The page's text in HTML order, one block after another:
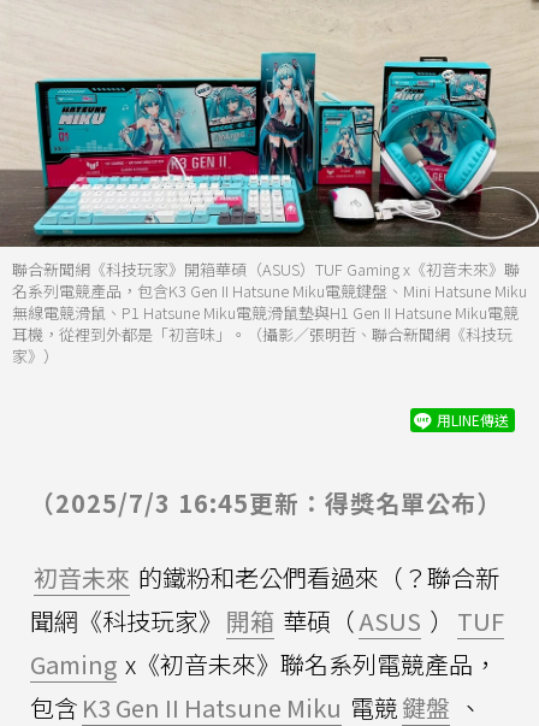
聯合新聞網《科技玩家》開箱華碩（ASUS）TUF Gaming x《初音未來》聯
名系列電競產品，包含K3 Gen II Hatsune Miku電競鍵盤、Mini Hatsune Miku
無線電競滑鼠、P1 Hatsune Miku電競滑鼠墊與H1 Gen II Hatsune Miku電競
耳機，從裡到外都是「初音味」。（攝影／張明哲、聯合新聞網《科技玩
家》）
用LINE傳送
（2025/7/3 16:45更新：得獎名單公布）
初音未來 的鐵粉和老公們看過來（？聯合新
聞網《科技玩家》 開箱 華碩（ASUS ）
TUF
Gaming x《初音未來》聯名系列電競產品，
包含 K3 Gen II Hatsune Miku 電競鍵盤 、